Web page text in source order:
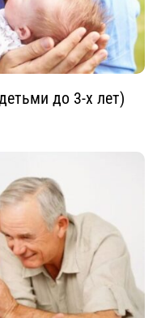
до 3-х лет)